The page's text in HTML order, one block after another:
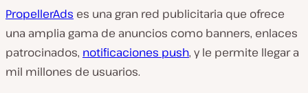
PropellerAds es una gran red publicitaria que ofrece
una amplia gama de anuncios como banners, enlaces
patrocinados, notificaciones push, y le permite llegar a
mil millones de usuarios.